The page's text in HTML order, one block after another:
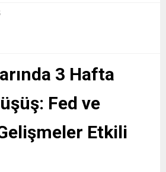
3 Hafta
Fed ve
Etkili